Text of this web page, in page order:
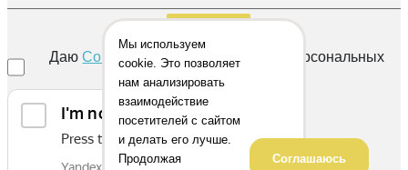
ДаюСогласиена обработку своих персональных
данных
Мы используем
cookie. Это позволяет
нам анализировать
взаимодействие
посетителей с сайтом
и делать его лучше.
Продолжая
Соглашаюсь